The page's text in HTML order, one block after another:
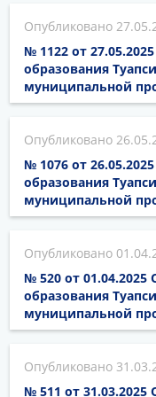
№ 1122 от
образования
муниципальной
№ 1076 от
образования
муниципальной
№ 520 от
образования
муниципальной
№ 511 от